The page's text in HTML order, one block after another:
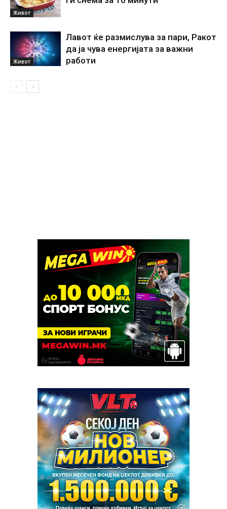
Живот
Живот
Лавот ќе размислува за пари, Ракот
да ја чува енергијата за важни
работи